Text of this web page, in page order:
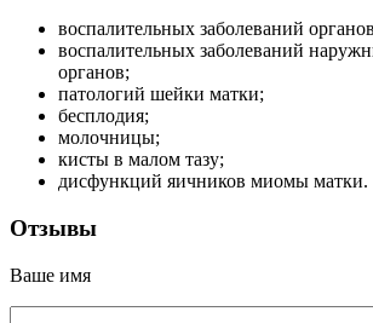
воспалительных заболеваний
воспалительных заболеваний
органов;
патологий шейки матки;
бесплодия;
молочницы;
кисты в малом тазу;
дисфункций яичников миомы матки.
Отзывы
Ваше имя